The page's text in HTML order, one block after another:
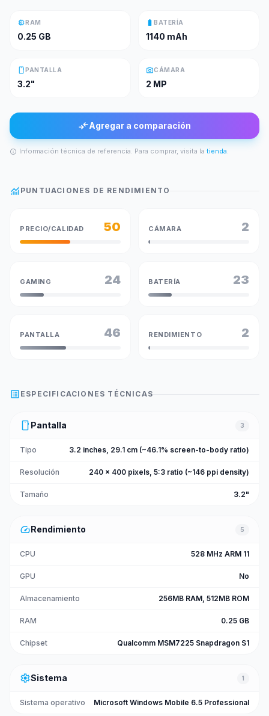
memoryRAM
0.25 GB
battery_full BATERÍA
1140 mAh
smartphonePANTALLA
3.2"
photo_cameraCÁMARA
2 MP
compare_arrowsAgregar a comparación
info Información técnica de referencia. Para comprar, visita la tienda.
monitoring PUNTUACIONES DE RENDIMIENTO
PRECIO/CALIDAD 50 CÁMARA 2
GAMING 24 BATERÍA 23
PANTALLA 46 RENDIMIENTO 2
list_alt ESPECIFICACIONES TÉCNICAS
smartphone Pantalla 3
Tipo 3.2 inches, 29.1 cm (~46.1% screen-to-body ratio)
Resolución 240 x 400 pixels, 5:3 ratio (~146 ppi density)
Tamaño 3.2"
speedRendimiento 5
CPU 528 MHz ARM 11
GPU No
Almacenamiento 256MB RAM, 512MB ROM
RAM 0.25 GB
Chipset Qualcomm MSM7225 Snapdragon S1
settingsSistema 1
Sistema operativo Microsoft Windows Mobile 6.5 Professional